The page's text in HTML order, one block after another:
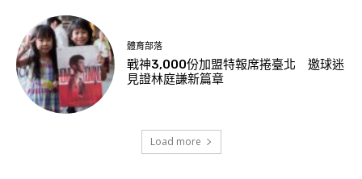
體育部落
戰神3,000份加盟特報席捲臺北 邀球迷
見證林庭謙新篇章
Load more